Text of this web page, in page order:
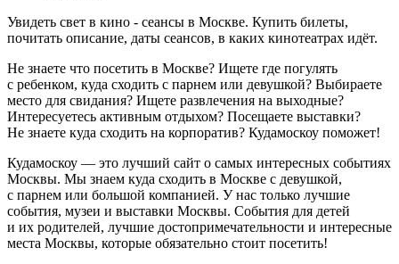
Увидеть свет в кино - сеансы в Москве. Купить билеты,
почитать описание, даты сеансов, в каких кинотеатрах идёт.
Не знаете что посетить в Москве? Ищете где погулять
с ребенком, куда сходить с парнем или девушкой? Выбираете
место для свидания? Ищете развлечения на выходные?
Интересуетесь активным отдыхом? Посещаете выставки?
Не знаете куда сходить на корпоратив? Кудамоскоу поможет!
Кудамоскоу — это лучший сайт о самых интересных событиях
Москвы. Мы знаем куда сходить в Москве с девушкой,
с парнем или большой компанией. У нас только лучшие
события, музеи и выставки Москвы. События для детей
и их родителей, лучшие достопримечательности и интересные
места Москвы, которые обязательно стоит посетить!